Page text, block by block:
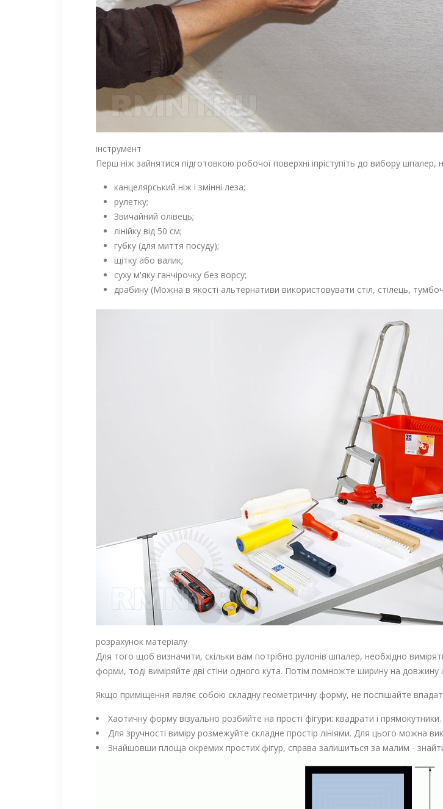
інструмент
Перш ніж зайнятися підготовкою робочої поверхні іпріступіть до вибору шпалер,
канцелярський ніж і змінні леза;
рулетку;
Звичайний олівець;
лінійку від 50 см;
губку (для миття посуду);
щітку або валик;
суху м'яку ганчірочку без ворсу;
драбину (Можна в якості альтернативи використовувати стіл, стілець,
розрахунок матеріалу
Для того щоб визначити, скільки вам потрібно рулонів шпалер, необхідно
форми, тоді виміряйте дві стіни одного кута. Потім помножте ширину на довжину
Якщо приміщення являє собою складну геометричну форму, не поспішайте
Хаотичну форму візуально розбийте на прості фігури: квадрати і прямокутники.
Для зручності виміру розмежуйте складне простір лініями. Для цього можна
Знайшовши площа окремих простих фігур, справа залишиться за малим -